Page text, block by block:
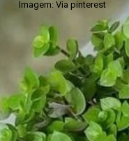
Imagem: Via pinterest